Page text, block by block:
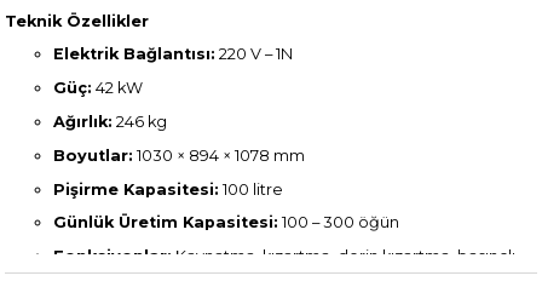
Teknik Özellikler
Elektrik Bağlantısı: 220 V – 1N
Güç: 42 kW
Ağırlık: 246 kg
Boyutlar: 1030 × 894 × 1078 mm
Pişirme Kapasitesi: 100 litre
Günlük Üretim Kapasitesi: 100 – 300 öğün
Fonksiyonlar: Kaynatma, kızartma, derin kızartma, basınçlı
pişirme